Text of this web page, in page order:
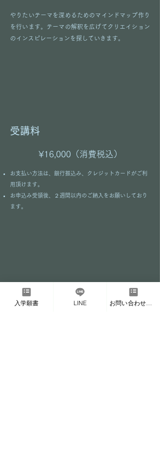
​やりたいテーマを深めるためのマインドマップ作り
を行います。 ​テーマの解釈を広げてクリエイション
のインスピレーションを探していきます。
​受講料
​¥16,000（消費税込）
​お支払い方法は、銀行振込み、クレジットカードがご利
用頂けます。
お申込み受領後、２週間以内のご納入をお願いしており
ます。
​Webお申込フォーム
入学願書 LINE